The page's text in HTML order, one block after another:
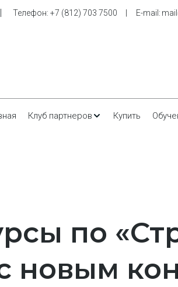
|
Телефон: +7 (812) 703 7500
     |     E-m
ail:
Клуб партнеров Купить
по
новым